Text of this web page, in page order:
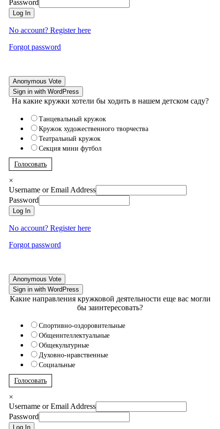
Password
Log In
No account? Register here
Forgot password
Anonymous Vote
Sign in with WordPress
На какие кружки хотели бы ходить в нашем детском саду?
Танцевальный кружок
Кружок художественного творчества
Театральный кружок
Секция мини футбол
Голосовать
×
Username or Email Address
Password
Log In
No account? Register here
Forgot password
Anonymous Vote
Sign in with WordPress
Какие направления кружковой деятельности еще вас могли
бы заинтересовать?
Спортивно-оздоровительные
Общеинтеллектуальные
Общекультурные
Духовно-нравственные
Социальные
Голосовать
×
Username or Email Address
Password
Log In